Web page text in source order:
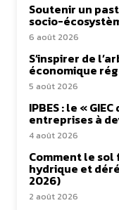
Soutenir un
socio-
6 août 2026
S’inspirer de
économique
5 août 2026
IPBES : le «
entreprises à
4 août 2026
Comment le sol
hydrique et
2026)
2 août 2026